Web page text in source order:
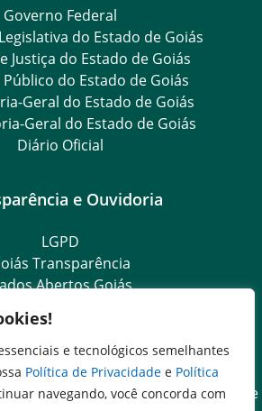
e tecnológicos semelhantes
Política de Privacidade e Política
navegando, você concorda com
Governo Federal
do Estado de Goiás
Justiça do Estado de Goiás
do Estado de Goiás
Geral do Estado de Goiás
Geral do Estado de Goiás
Diário Oficial
e Ouvidoria
LGPD
Transparência
Abertos Goiás
Ouvidoria Geral
de Informação ao Cidadão
de Informação ao Cidadão
das Organizações Sociais de Saúde